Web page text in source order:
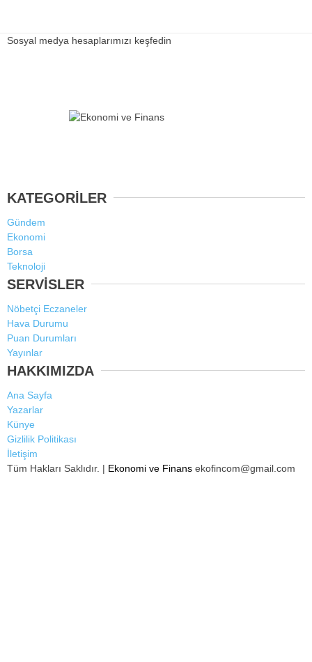
Sosyal medya hesaplarımızı keşfedin
KATEGORİLER
Gündem
Ekonomi
Borsa
Teknoloji
SERVİSLER
Nöbetçi Eczaneler
Hava Durumu
Puan Durumları
Yayınlar
HAKKIMIZDA
Ana Sayfa
Yazarlar
Künye
Gizlilik Politikası
İletişim
Tüm Hakları Saklıdır. | Ekonomi ve Finans ekofincom@gmail.com